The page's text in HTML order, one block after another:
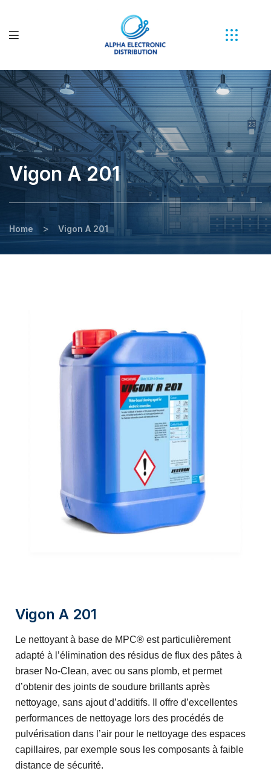
Vigon A 201
Home > Vigon A 201
Vigon A 201
Le nettoyant à base de MPC® est particulièrement
adapté à l’élimination des résidus de flux des pâtes à
braser No-Clean, avec ou sans plomb, et permet
d’obtenir des joints de soudure brillants après
nettoyage, sans ajout d’additifs. Il offre d’excellentes
performances de nettoyage lors des procédés de
pulvérisation dans l’air pour le nettoyage des espaces
capillaires, par exemple sous les composants à faible
distance de sécurité.